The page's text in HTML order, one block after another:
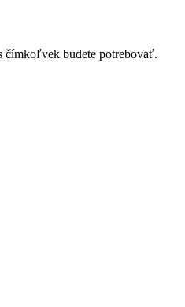
čímkoľvek budete potrebovať.